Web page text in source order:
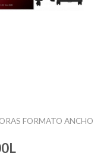
FORMATO ANCHO